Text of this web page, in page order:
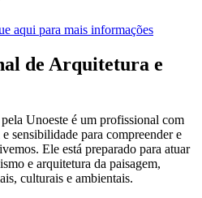
aqui para mais informações
de Arquitetura e
Unoeste é um profissional com
sensibilidade para compreender e
Ele está preparado para atuar
e arquitetura da paisagem,
culturais e ambientais.